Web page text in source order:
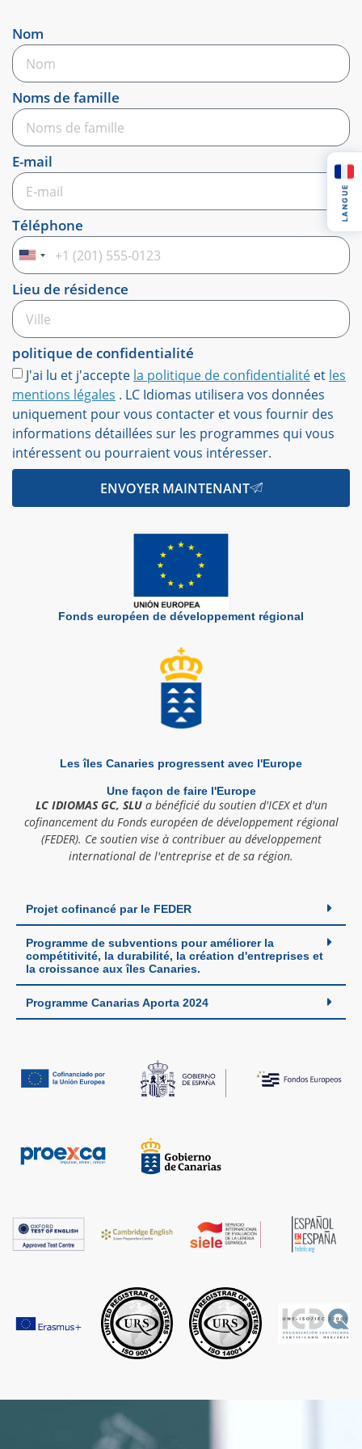
Nom
Noms de famille
E-mail
Téléphone
États-
Unis
+1
Lieu de résidence
politique de confidentialité
J'ai lu et j'accepte la politique de confidentialité et les
mentions légales . LC Idiomas utilisera vos données
uniquement pour vous contacter et vous fournir des
informations détaillées sur les programmes qui vous
intéressent ou pourraient vous intéresser.
ENVOYER MAINTENANT
Fonds européen de développement régional
Les îles Canaries progressent avec l'Europe
Une façon de faire l'Europe
LC IDIOMAS GC, SLUa bénéficié du soutien d'ICEX et d'un
cofinancement du Fonds européen de développement régional
(FEDER). Ce soutien vise à contribuer au développement
international de l'entreprise et de sa région.
Projet cofinancé par le FEDER
Programme de subventions pour améliorer la
compétitivité, la durabilité, la création d'entreprises et
la croissance aux îles Canaries.
Programme Canarias Aporta 2024
LANGUE